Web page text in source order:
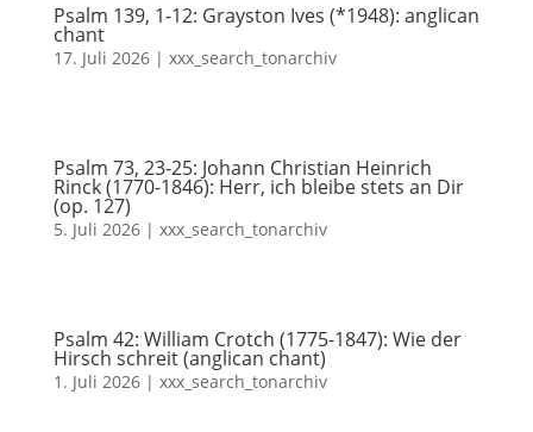
Psalm 139, 1-12: Grayston Ives (*1948): anglican
chant
17. Juli 2026| xxx_search_tonarchiv
Psalm 73, 23-25: Johann Christian Heinrich
Rinck (1770-1846): Herr, ich bleibe stets an Dir
(op. 127)
5. Juli 2026| xxx_search_tonarchiv
Psalm 42: William Crotch (1775-1847): Wie der
Hirsch schreit (anglican chant)
1. Juli 2026| xxx_search_tonarchiv